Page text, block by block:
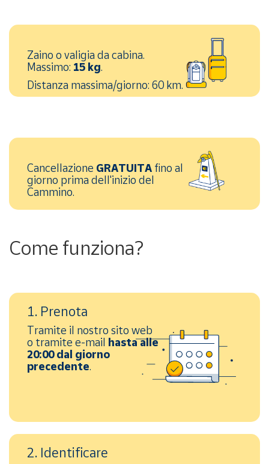
Zaino o valigia da cabina.
Massimo: 15 kg.
Distanza massima/giorno: 60 km.
Cancellazione GRATUITA fino al
giorno prima dell'inizio del
Cammino.
Come funziona?
1. Prenota
Tramite il nostro sito web
o tramite e-mail hasta alle
20:00 dal giorno
precedente.
2. Identificare